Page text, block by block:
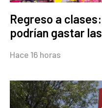
Regreso a
podrían gastar
Hace 16 horas